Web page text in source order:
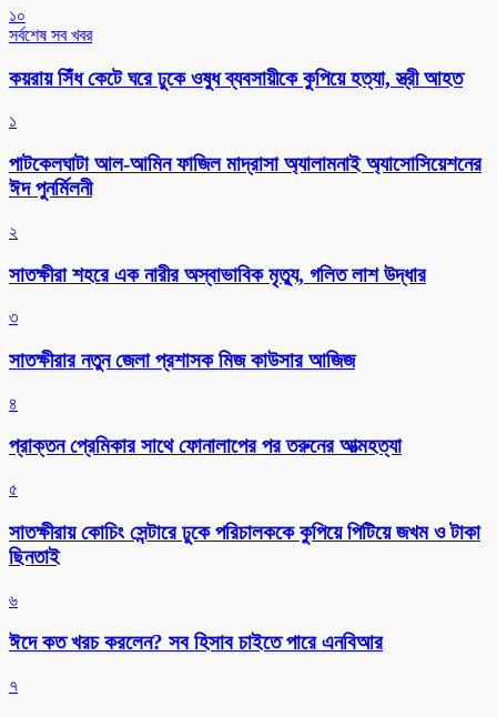
১০
সর্বশেষ সব খবর
কয়রায় সিঁধ কেটে ঘরে ঢুকে ওষুধ ব্যবসায়ীকে কুপিয়ে হত্যা, স্ত্রী আহত
১
পাটকেলঘাটা আল-আমিন ফাজিল মাদ্রাসা অ্যালামনাই অ্যাসোসিয়েশনের
ঈদ পুনর্মিলনী
২
সাতক্ষীরা শহরে এক নারীর অস্বাভাবিক মৃত্যু, গলিত লাশ উদ্ধার
৩
সাতক্ষীরার নতুন জেলা প্রশাসক মিজ কাউসার আজিজ
৪
প্রাক্তন প্রেমিকার সাথে ফোনালাপের পর তরুনের আত্মহত্যা
৫
সাতক্ষীরায় কোচিং সেন্টারে ঢুকে পরিচালককে কুপিয়ে পিটিয়ে জখম ও টাকা
ছিনতাই
৬
ঈদে কত খরচ করলেন? সব হিসাব চাইতে পারে এনবিআর
৭